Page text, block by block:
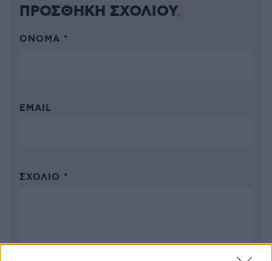
ΠΡΟΣΘΗΚΗ ΣΧΟΛΙΟΥ
ΌΝΟΜΑ *
EMAIL
ΣΧΌΛΙΟ *